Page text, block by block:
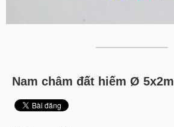
Nam châm đất hiếm Ø